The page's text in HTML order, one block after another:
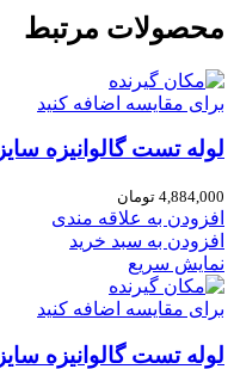
محصولات مرتبط
برای مقایسه اضافه کنید
لوله تست گالوانیزه سایز 2 ضخامت 2.5 وزن 7.4
4,884,000 تومان
افزودن به علاقه مندی
افزودن به سبد خرید
نمایش سریع
برای مقایسه اضافه کنید
لوله تست گالوانیزه سایز 8 ضخامت 6.4 وزن 78